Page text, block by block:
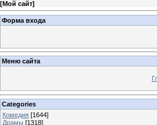
[Мой сайт]
Форма входа
Меню сайта
Categories
Комедия [1644]
Драмы [1318]